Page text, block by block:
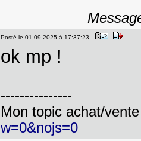
Posté le 01-09-2025 à 17:37:23
ok mp !
---------------
Mon topic achat/
w=0&nojs=0